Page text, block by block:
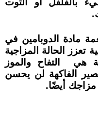
مادة الدوبامين في
تعزز الحالة المزاجية
هي التفاح والموز
الفاكهة لن يحسن
أيضًا.